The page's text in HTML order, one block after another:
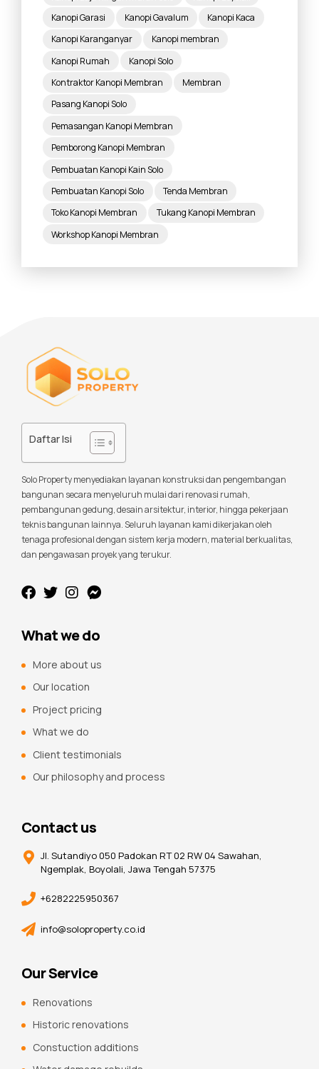
Kanopi Garasi
Kanopi Gavalum
Kanopi Kaca
Kanopi Karanganyar
Kanopi membran
Kanopi Rumah
Kanopi Solo
Kontraktor Kanopi Membran
Membran
Pasang Kanopi Solo
Pemasangan Kanopi Membran
Pemborong Kanopi Membran
Pembuatan Kanopi Kain Solo
Pembuatan Kanopi Solo
Tenda Membran
Toko Kanopi Membran
Tukang Kanopi Membran
Workshop Kanopi Membran
Daftar Isi
Solo Property menyediakan layanan konstruksi dan pengembangan
bangunan secara menyeluruh mulai dari renovasi rumah,
pembangunan gedung, desain arsitektur, interior, hingga pekerjaan
teknis bangunan lainnya. Seluruh layanan kami dikerjakan oleh
tenaga profesional dengan sistem kerja modern, material berkualitas,
dan pengawasan proyek yang terukur.
What we do
More about us
Our location
Project pricing
What we do
Client testimonials
Our philosophy and process
Contact us
Jl. Sutandiyo 050 Padokan RT 02 RW 04 Sawahan,
Ngemplak, Boyolali, Jawa Tengah 57375
+6282225950367
info@soloproperty.co.id
Our Service
Renovations
Historic renovations
Constuction additions